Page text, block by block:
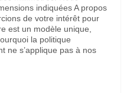
indiquées A propos
de votre intérêt pour
est un modèle unique,
la politique
ne s’applique pas à nos